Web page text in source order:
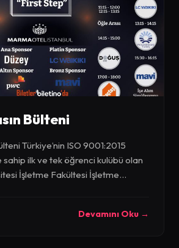
Bülteni
Türkiye’nin ISO 9001:2015
ilk ve tek öğrenci kulübü olan
İşletme Fakültesi İşletme...
Devamını Oku →